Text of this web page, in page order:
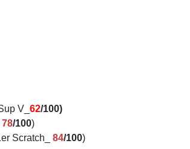
V_ 62/100)
78/100)
Scratch_ 84/100)